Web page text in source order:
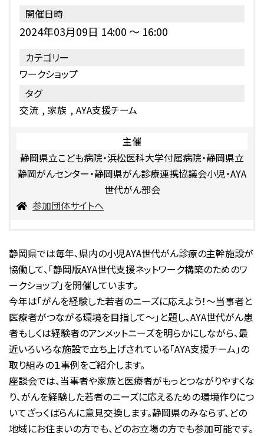
開催日時
2024年03月09日 14:00 ～ 16:00
カテゴリー
ワークショップ
タグ
交流
家族 AYA支援チーム
主催
静岡県立こども病院・浜松医科大学付属病院・静岡県立
静岡がんセンター・静岡県がん診療連携協議会小児・AYA
世代がん部会
参加団体サイトへ
静岡県では毎年、県内の小児AYA世代がん診療の主幹施設が
協働して、「静岡版AYA世代支援ネットワーク構築のためのワ
ークショップ」を開催しています。
今年は「がんを経験した若者のニーズに応えよう！～当事者と
医療者がつながる環境を目指して～」と題し、AYA世代がん患
者もしくは経験者のアンメットニーズを明らかにしながら、最
近いろいろな施設で立ち上げされている「AYA支援チーム」の
取り組みの１事例をご紹介します。
座談会では、当事者や家族と医療者がもっとつながりやすくな
り、がんを経験した若者のニーズに応えるための環境作りにつ
いてざっくばらんに意見交換します。静岡県のみならず、どの
地域にお住まいの方でも、どのお立場の方でも参加可能です。